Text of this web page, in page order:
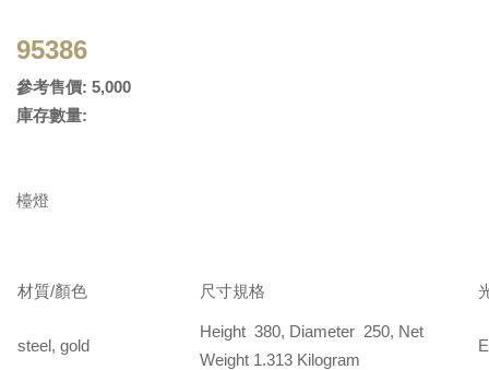
95386
參考售價: 5,000
庫存數量:
檯燈
材質/顏色 尺寸規格
steel, gold
Height 380, Diameter 250, Net
Weight 1.313 Kilogram